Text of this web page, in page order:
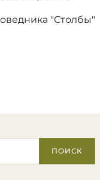
"Столбы"
ПОИСК